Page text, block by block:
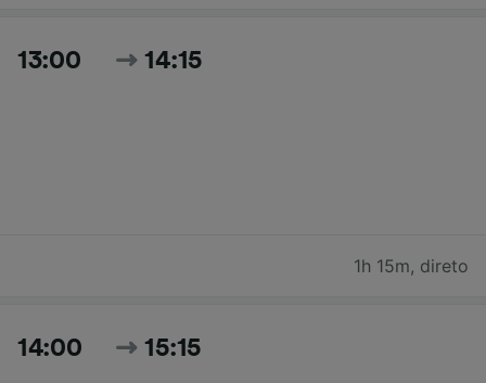
13:00 14:15
1h 15m, direto
14:00 15:15